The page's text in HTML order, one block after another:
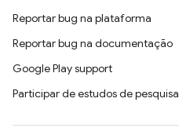
Reportar bug na plataforma
Reportar bug na documentação
Google Play support
Participar de estudos de pesquisa